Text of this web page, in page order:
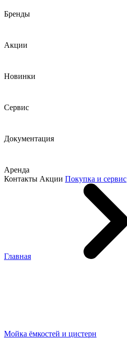
Бренды
Акции
Новинки
Сервис
Документация
Аренда
Контакты Акции Покупка и сервис
Главная
Мойка ёмкостей и цистерн